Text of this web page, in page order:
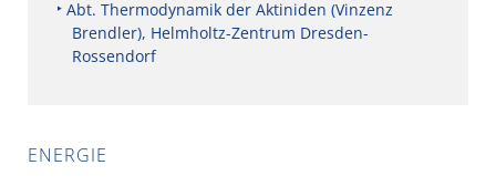
Abt. Thermodynamik der Aktiniden (Vinzenz
Brendler), Helmholtz-Zentrum Dresden-
Rossendorf
ENERGIE